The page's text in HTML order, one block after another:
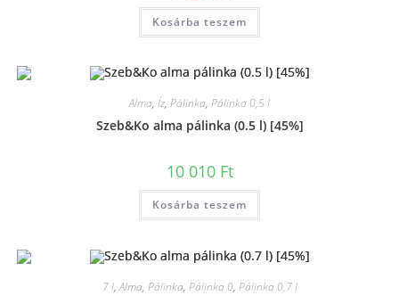
Kosárba teszem
Alma, Íz, Pálinka, Pálinka 0,5 l
Szeb&Ko alma pálinka (0.5 l) [45%]
10 010 Ft
Kosárba teszem
7 l,Alma, Pálinka, Pálinka 0, Pálinka 0,7 l